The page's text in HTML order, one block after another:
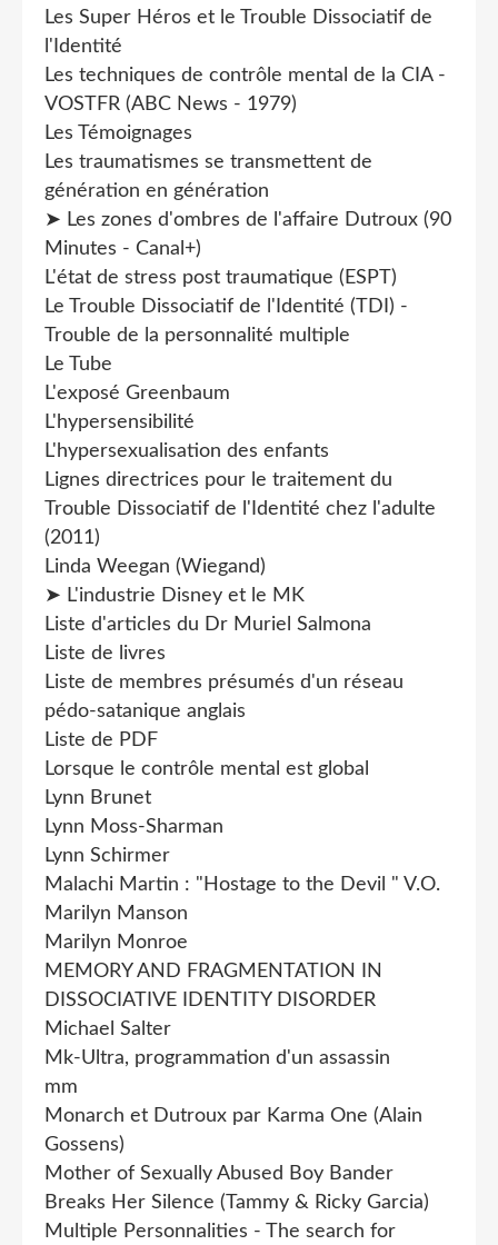
Les Super Héros et le Trouble Dissociatif de
l'Identité
Les techniques de contrôle mental de la CIA -
VOSTFR (ABC News - 1979)
Les Témoignages
Les traumatismes se transmettent de
génération en génération
➤ Les zones d'ombres de l'affaire Dutroux (90
Minutes - Canal+)
L'état de stress post traumatique (ESPT)
Le Trouble Dissociatif de l'Identité (TDI) -
Trouble de la personnalité multiple
Le Tube
L'exposé Greenbaum
L'hypersensibilité
L'hypersexualisation des enfants
Lignes directrices pour le traitement du
Trouble Dissociatif de l'Identité chez l'adulte
(2011)
Linda Weegan (Wiegand)
➤ L'industrie Disney et le MK
Liste d'articles du Dr Muriel Salmona
Liste de livres
Liste de membres présumés d'un réseau
pédo-satanique anglais
Liste de PDF
Lorsque le contrôle mental est global
Lynn Brunet
Lynn Moss-Sharman
Lynn Schirmer
Malachi Martin : "Hostage to the Devil " V.O.
Marilyn Manson
Marilyn Monroe
MEMORY AND FRAGMENTATION IN
DISSOCIATIVE IDENTITY DISORDER
Michael Salter
Mk-Ultra, programmation d'un assassin
mm
Monarch et Dutroux par Karma One (Alain
Gossens)
Mother of Sexually Abused Boy Bander
Breaks Her Silence (Tammy & Ricky Garcia)
Multiple Personnalities - The search for